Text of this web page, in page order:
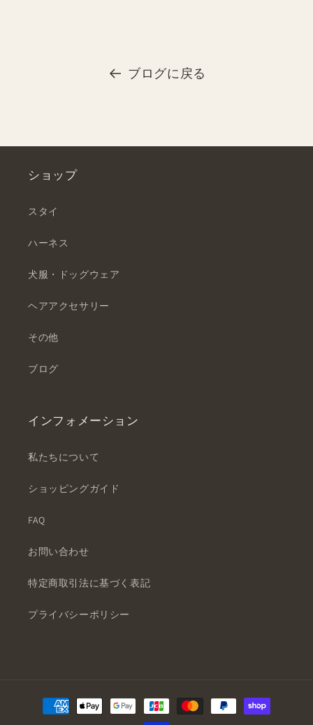
ブログに戻る
ショップ
スタイ
ハーネス
犬服・ドッグウェア
ヘアアクセサリー
その他
ブログ
インフォメーション
私たちについて
ショッピングガイド
FAQ
お問い合わせ
特定商取引法に基づく表記
プライバシーポリシー